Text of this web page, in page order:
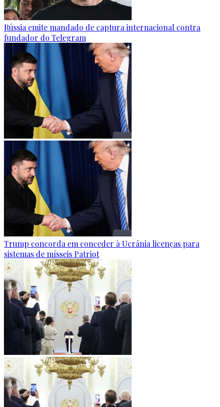
Rússia emite mandado de captura internacional contra
fundador do Telegram
Trump concorda em conceder à Ucrânia licenças para
sistemas de mísseis Patriot